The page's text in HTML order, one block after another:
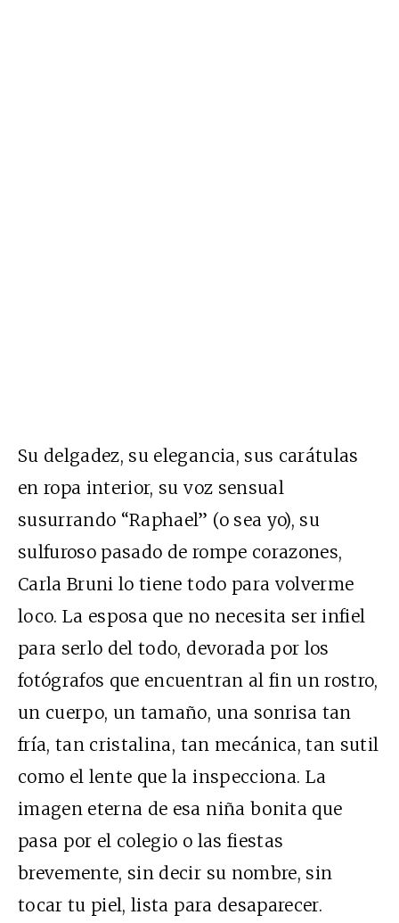
Su delgadez, su elegancia, sus carátulas
en ropa interior, su voz sensual
susurrando “Raphael” (o sea yo), su
sulfuroso pasado de rompe corazones,
Carla Bruni lo tiene todo para volverme
loco. La esposa que no necesita ser infiel
para serlo del todo, devorada por los
fotógrafos que encuentran al fin un rostro,
un cuerpo, un tamaño, una sonrisa tan
fría, tan cristalina, tan mecánica, tan sutil
como el lente que la inspecciona. La
imagen eterna de esa niña bonita que
pasa por el colegio o las fiestas
brevemente, sin decir su nombre, sin
tocar tu piel, lista para desaparecer.